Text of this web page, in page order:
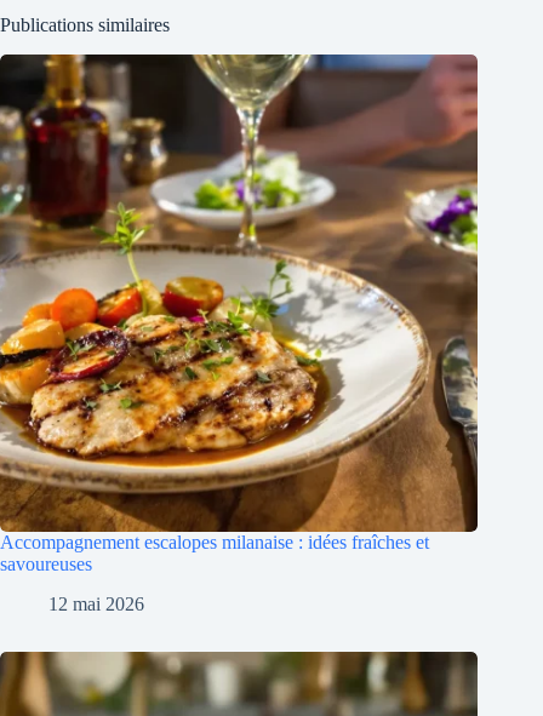
Publications similaires
Accompagnement escalopes milanaise : idées fraîches et
savoureuses
12 mai 2026